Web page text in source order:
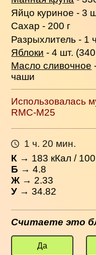
Яйцо куриное - 3
Сахар - 200 г
Разрыхлитель - 1
Яблоки - 4 шт. (340
Масло сливочное
чаши
Использовалась
RMC-M25
1 ч. 20 мин.
К → 183 кКал / 100
Б → 4.8
Ж → 2.33
У → 34.82
Считаете это
Да